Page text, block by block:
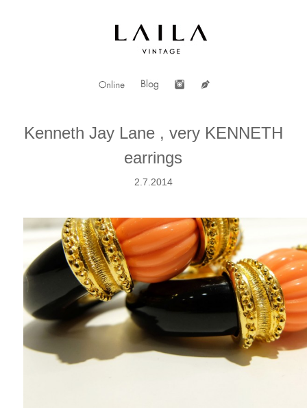
Kenneth Jay Lane , very KENNETH
earrings
2.7.2014